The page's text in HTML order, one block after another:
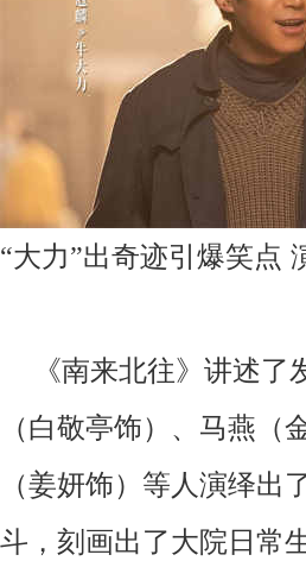
“大力”出奇迹引爆笑点
《南来北往》讲述
（白敬亭饰）、马燕
（姜妍饰）等人演绎
斗，刻画出了大院日常